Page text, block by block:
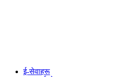
ई-सेवाहरू